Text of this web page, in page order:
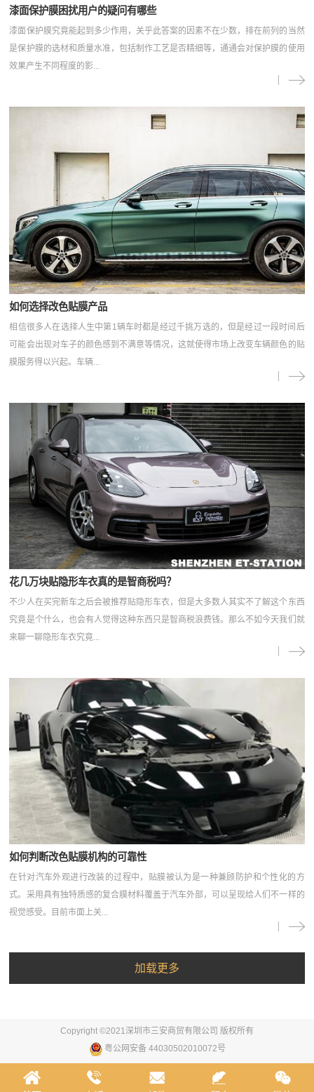
漆面保护膜困扰用户的疑问有哪些
漆面保护膜究竟能起到多少作用，关乎此答案的因素不在少数，排在前列的当然
是保护膜的选材和质量水准，包括制作工艺是否精细等，通通会对保护膜的使用
效果产生不同程度的影...
如何选择改色贴膜产品
相信很多人在选择人生中第1辆车时都是经过千挑万选的，但是经过一段时间后
可能会出现对车子的颜色感到不满意等情况，这就使得市场上改变车辆颜色的贴
膜服务得以兴起。车辆...
花几万块贴隐形车衣真的是智商税吗？
不少人在买完新车之后会被推荐贴隐形车衣，但是大多数人其实不了解这个东西
究竟是个什么，也会有人觉得这种东西只是智商税浪费钱。那么不如今天我们就
来聊一聊隐形车衣究竟...
如何判断改色贴膜机构的可靠性
在针对汽车外观进行改装的过程中，贴膜被认为是一种兼顾防护和个性化的方
式。采用具有独特质感的复合膜材料覆盖于汽车外部，可以呈现给人们不一样的
视觉感受。目前市面上关...
Copyright ©2021深圳市三安商贸有限公司 版权所有
粤公网安备 44030502010072号